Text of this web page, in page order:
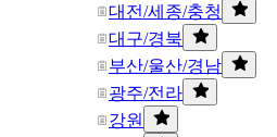
대전/세종/충청
대구/경북
부산/울산/경남
광주/전라
강원